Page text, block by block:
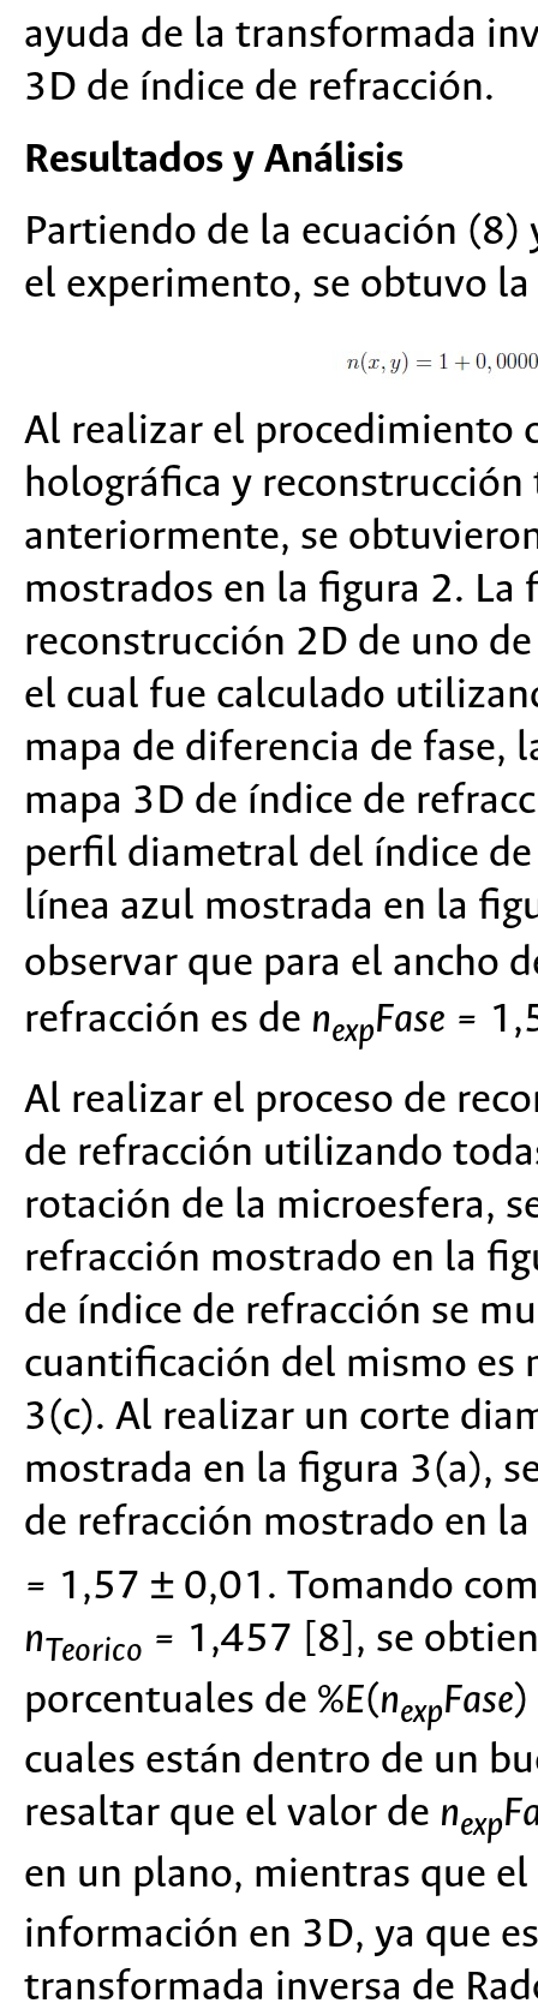
ayuda de la transformada
3D de índice de refracción.
Resultados y Análisis
Partiendo de la ecuación
el experimento, se obtuvo
Al realizar el procedimiento
holográfica y
anteriormente, se
mostrados en la figura 2. La
reconstrucción 2D de uno
el cual fue calculado
mapa de diferencia de fase,
mapa 3D de índice de
perfil diametral del índice
línea azul mostrada en la
observar que para el ancho
refracción es de nexpFase =
Al realizar el proceso de
de refracción utilizando
rotación de la microesfera,
refracción mostrado en la
de índice de refracción se
cuantificación del mismo es
3(c). Al realizar un corte
mostrada en la figura 3(a),
de refracción mostrado en
= 1,57 ± 0,01. Tomando
nTeorico = 1,457 [8], se
porcentuales de %E(nexpFase)
cuales están dentro de un
resaltar que el valor de nexp
en un plano, mientras que
información en 3D, ya que
transformada inversa de